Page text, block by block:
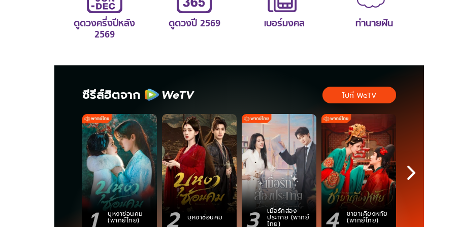
ดูดวงครึ่งปีหลัง
2569
ดูดวงปี 2569 เบอร์มงคล ทำนายฝัน
ซีรีส์ฮิตจาก
1 บุหงาซ่อนคม
(พากย์ไทย) 2 บุหงาซ่อนคม 3 เมื่อรักส่อง
ประกาย (พากย์
ไทย) 4 ชายาเคียงหทัย
(พากย์ไทย) 5
ไปที่ WeTV